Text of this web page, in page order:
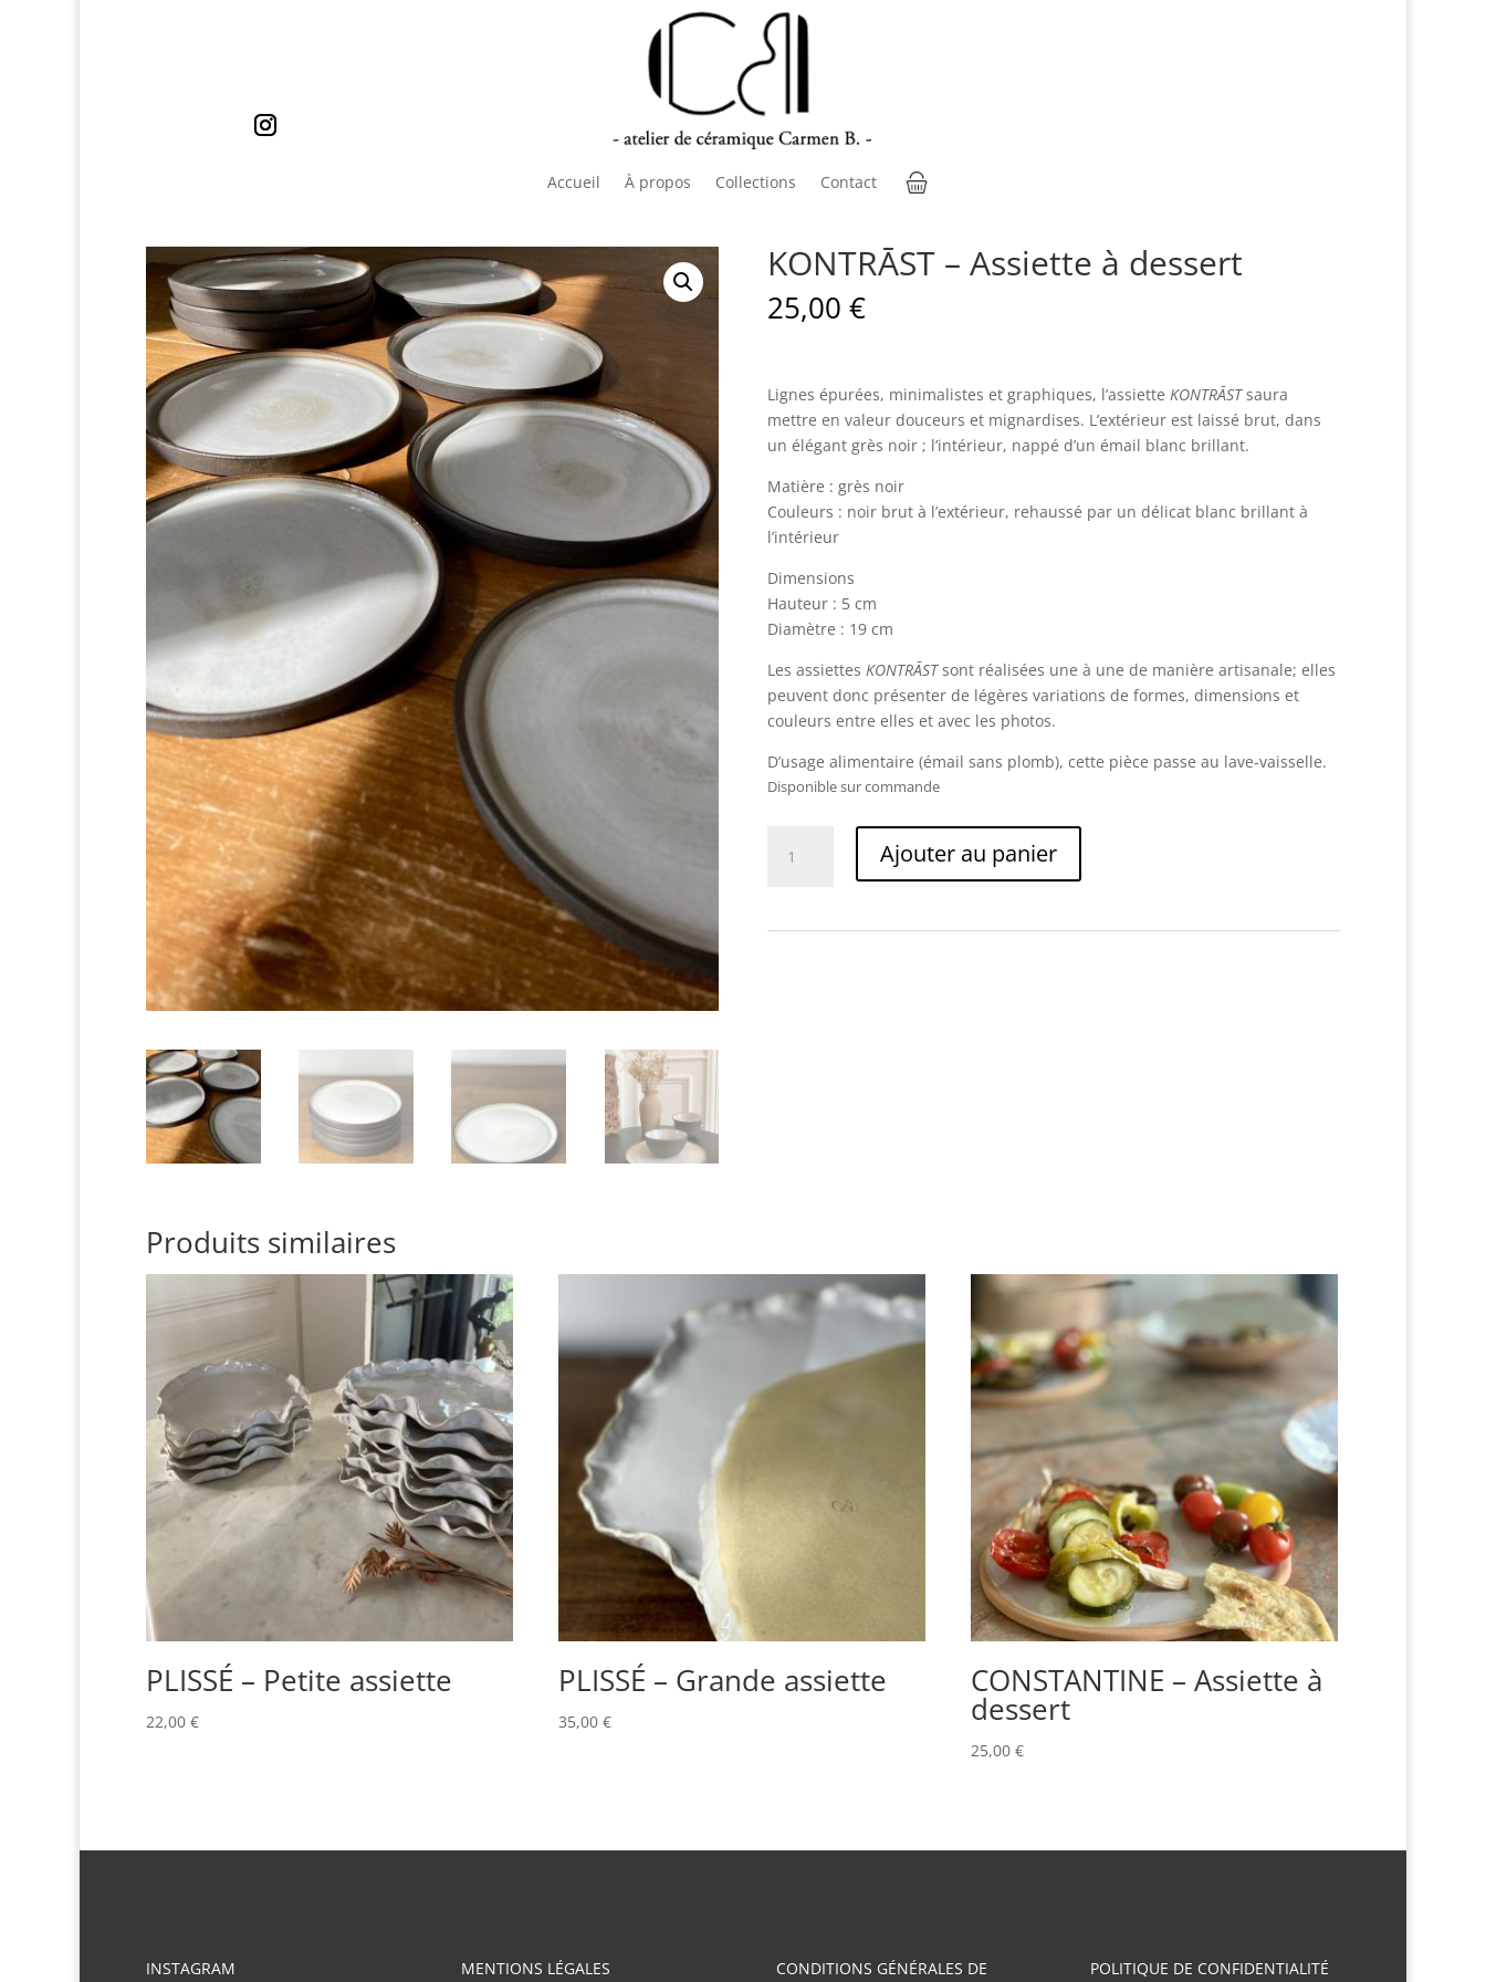
Accueil À propos Collections Contact
À propos Collections
KONTRĀST – Assiette à dessert
25,00 €
Lignes épurées, minimalistes et graphiques, l’assiette KONTRĀSTsaura
mettre en valeur douceurs et mignardises. L’extérieur est laissé brut, dans
un élégant grès noir ; l’intérieur, nappé d’un émail blanc brillant.
Matière : grès noir
Couleurs : noir brut à l’extérieur, rehaussé par un délicat blanc brillant à
l’intérieur
Dimensions
Hauteur : 5 cm
Diamètre : 19 cm
Les assiettes KONTRĀSTsont réalisées une à une de manière artisanale; elles
peuvent donc présenter de légères variations de formes, dimensions et
couleurs entre elles et avec les photos.
D’usage alimentaire (émail sans plomb), cette pièce passe au lave-vaisselle.
Disponible sur commande
Ajouter au panier
Produits similaires
PLISSÉ – Petite assiette
22,00 €
PLISSÉ – Grande assiette
35,00€
CONSTANTINE – Assiette à
dessert
25,00€
INSTAGRAM MENTIONS LÉGALES CONDITIONS GÉNÉRALES DE POLITIQUE DE CONFIDENTIALITÉ